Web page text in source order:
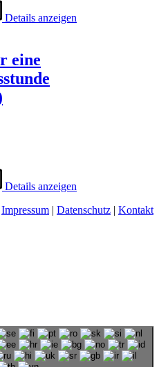
Details anzeigen
eine
Details anzeigen
Impressum | Datenschutz | Kontakt